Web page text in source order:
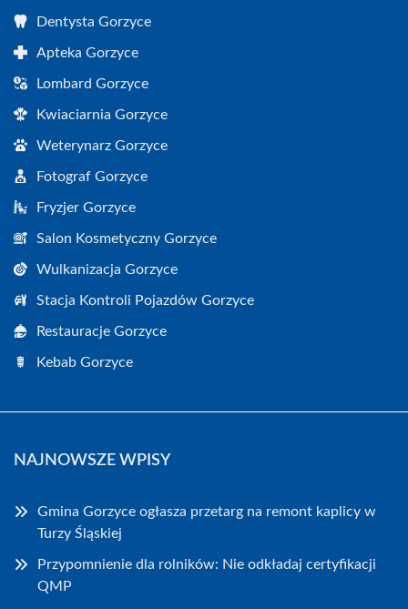
Dentysta Gorzyce
Apteka Gorzyce
Lombard Gorzyce
Kwiaciarnia Gorzyce
Weterynarz Gorzyce
Fotograf Gorzyce
Fryzjer Gorzyce
Salon Kosmetyczny Gorzyce
Wulkanizacja Gorzyce
Stacja Kontroli Pojazdów Gorzyce
Restauracje Gorzyce
Kebab Gorzyce
NAJNOWSZE WPISY
Gmina Gorzyce ogłasza przetarg na remont kaplicy w
Turzy Śląskiej
Przypomnienie dla rolników: Nie odkładaj certyfikacji
QMP